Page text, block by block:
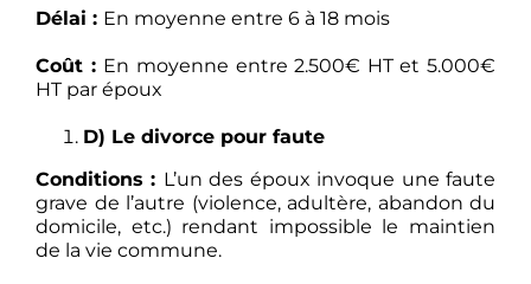
Délai : En moyenne entre 6 à 18 mois
Coût : En moyenne entre 2.500€ HT et 5.000€
HT par époux
D) Le divorce pour faute
Conditions : L’un des époux invoque une faute
grave de l’autre (violence, adultère, abandon du
domicile, etc.) rendant impossible le maintien
de la vie commune.